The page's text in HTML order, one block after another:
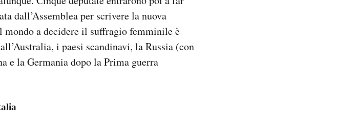
dall’Assemblea per scrivere la nuova
a decidere il suffragio femminile è
i paesi scandinavi, la Russia (con
e la Germania dopo la Prima guerra